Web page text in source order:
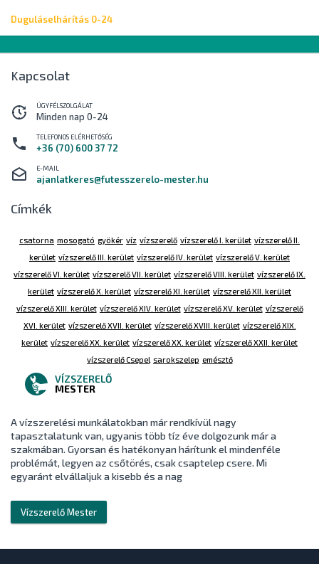
Duguláselhárítás 0-24
Kapcsolat
ÜGYFÉLSZOLGÁLAT
Minden nap 0-24
TELEFONOS ELÉRHETŐSÉG
+36 (70) 600 37 72
E-MAIL
ajanlatkeres@futesszerelo-mester.hu
Címkék
csatorna mosogató gyökér víz vízszerelő vízszerelő I. kerület vízszerelő II.
kerület vízszerelő III. kerület vízszerelő IV. kerület vízszerelő V. kerület
vízszerelő VI. kerület vízszerelő VII. kerület vízszerelő VIII. kerület vízszerelő IX.
kerület vízszerelő X. kerület vízszerelő XI. kerület vízszerelő XII. kerület
vízszerelő XIII. kerület vízszerelő XIV. kerület vízszerelő XV. kerület vízszerelő
XVI. kerület vízszerelő XVII. kerület vízszerelő XVIII. kerület vízszerelő XIX.
kerület vízszerelő XX. kerület vízszerelő XX. kerület vízszerelő XXII. kerület
vízszerelő Csepel sarokszelep emésztő
VÍZSZERELŐ
MESTER
A vízszerelési munkálatokban már rendkívül nagy
tapasztalatunk van, ugyanis több tíz éve dolgozunk már a
szakmában. Gyorsan és hatékonyan hárítunk el mindenféle
problémát, legyen az csőtörés, csak csaptelep csere. Mi
egyaránt elvállaljuk a kisebb és a nag
Vízszerelő Mester